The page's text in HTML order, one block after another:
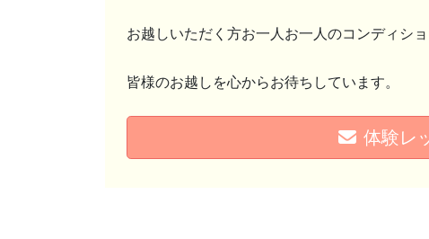
お越しいただく方お一人お一人のコンディシ
皆様のお越しを心からお待ちしています。
体験レ